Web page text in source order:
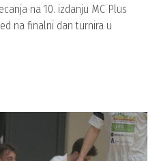
na 10. izdanju MC Plus
na finalni dan turnira u